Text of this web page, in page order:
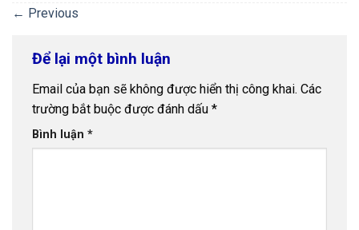
← Previous
Để lại một bình luận
Email của bạn sẽ không được hiển thị công khai. Các
trường bắt buộc được đánh dấu *
Bình luận *